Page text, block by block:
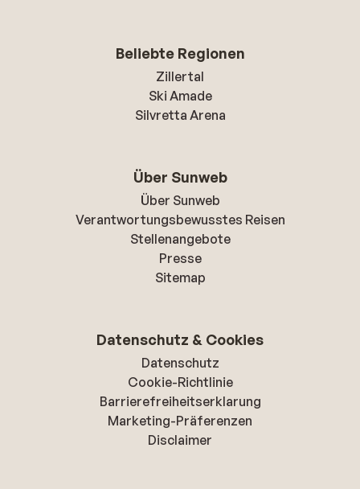
Beliebte Regionen
Zillertal
Ski Amade
Silvretta Arena
Über Sunweb
Über Sunweb
Verantwortungsbewusstes Reisen
Stellenangebote
Presse
Sitemap
Datenschutz & Cookies
Datenschutz
Cookie-Richtlinie
Barrierefreiheitserklarung
Marketing-Präferenzen
Disclaimer